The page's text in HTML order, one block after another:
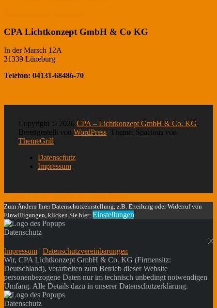
CPA Lichtkonzept GmbH & Co KG
In der Marsch 12A
21339 Lüneburg
Telefon: 04131-68486-70
Copyright © 2026 CPA – Lichtkonzept GmbH & Co. KG.
Bereitgestellt von WordPress. Theme: Spacious von
ThemeGrill.
Datenschutz
Impressum
Zum Ändern Ihrer Datenschutzeinstellung, z.B. Erteilung oder Widerruf von
Einwilligungen, klicken Sie hier: Einstellungen
Datenschutz
Impressum | Datenschutzvereinbarungen
Wir, CPA Lichtkonzept GmbH & Co. KG (Firmensitz:
Deutschland), verarbeiten zum Betrieb dieser Website
personenbezogene Daten nur im technisch unbedingt notwendigen
Umfang. Alle Details dazu in unserer Datenschutzerklärung.
Datenschutz